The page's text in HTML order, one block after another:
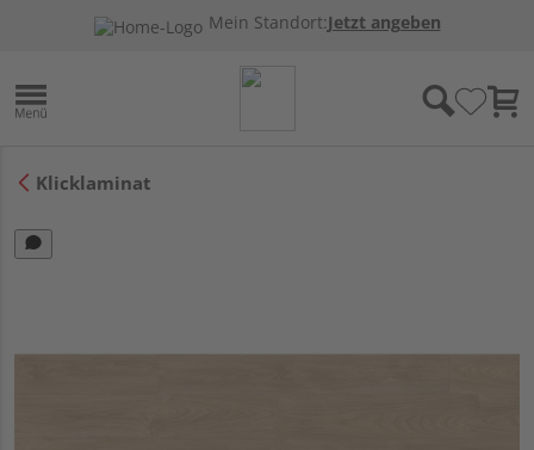
Mein Standort:Jetzt angeben
Klicklaminat